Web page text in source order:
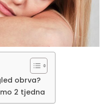
obrva?
2 tjedna